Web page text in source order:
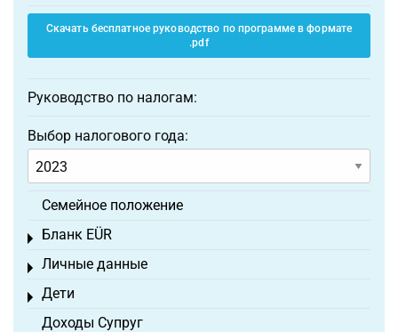
Скачать бесплатное руководство по программе в формате
.pdf
Руководство по налогам:
Выбор налогового года:
Семейное положение
Бланк EÜR
Toggle menu
Личные данные
Toggle menu
Дети
Toggle menu
Доходы Супруг